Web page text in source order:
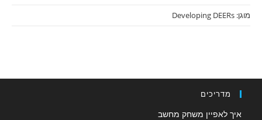
מוגן: Developing DEERs
מדריכים
איך לאפיין משחק מחשב